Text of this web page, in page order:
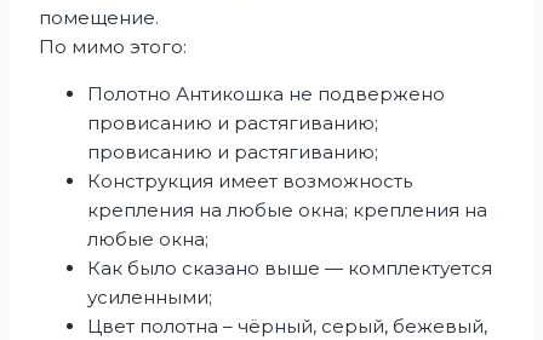
помещение.
По мимо этого:
Полотно Антикошка не подвержено
провисанию и растягиванию;
провисанию и растягиванию;
Конструкция имеет возможность
крепления на любые окна; крепления на
любые окна;
Как было сказано выше — комплектуется
усиленными;
Цвет полотна – чёрный, серый, бежевый,